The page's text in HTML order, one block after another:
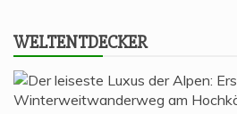
WELT­ENT­DE­CKER